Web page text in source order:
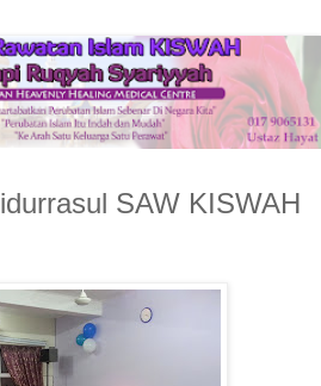
SAW KISWAH